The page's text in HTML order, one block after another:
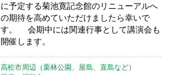
に予定する菊池寛記念館のリニューアルへ
の期待を高めていただけましたら幸いで
す。 会期中には関連行事として講演会も
開催します。
高松市周辺（栗林公園、屋島、直島など）